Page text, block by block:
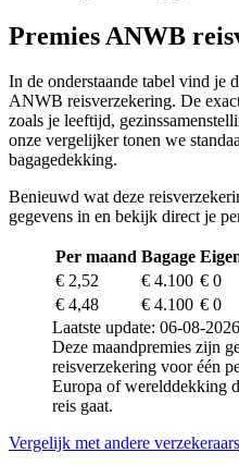
Premies ANWB
In de onderstaande tabel vind je
ANWB reisverzekering. De
zoals je leeftijd,
onze vergelijker tonen we
bagagedekking.
Benieuwd wat deze
gegevens in en bekijk direct je
Per maand Bagage
€ 2,52
€ 4.100 € 0
€ 4,48
€ 4.100 € 0
Laatste update: 06-08-
Deze maandpremies zijn
reisverzekering voor één
Europa of werelddekking
reis gaat.
Vergelijk met andere verzekeraars